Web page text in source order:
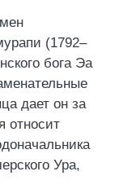
(1792–
бога Эа
дает он за
относит
Ура,